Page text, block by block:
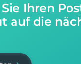
Ihren
auf die